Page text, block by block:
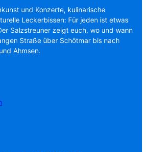
und Konzerte, kulinarische
Leckerbissen: Für jeden ist etwas
Salzstreuner zeigt euch, wo und wann
Straße über Schötmar bis nach
Ahmsen.